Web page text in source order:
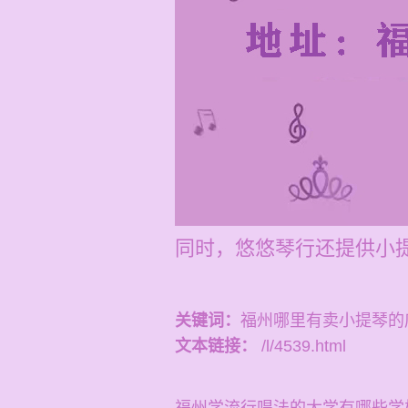
同时，悠悠琴行还提供小
关键词： 福州哪里有卖小提琴
文本链接：
/l/4539.html